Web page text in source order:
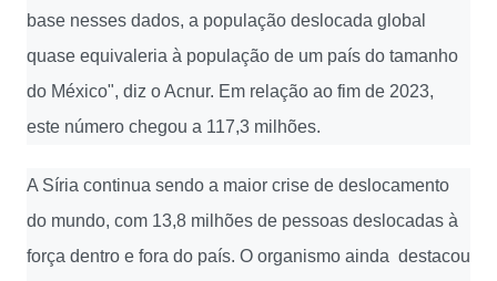
base nesses dados, a população deslocada global
quase equivaleria à população de um país do tamanho
do México", diz o Acnur. Em relação ao fim de 2023,
este número chegou a 117,3 milhões.
A Síria continua sendo a maior crise de deslocamento
do mundo, com 13,8 milhões de pessoas deslocadas à
força dentro e fora do país. O organismo ainda destacou